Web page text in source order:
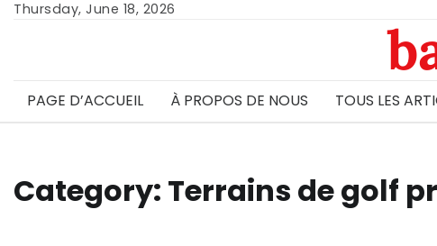
SkipThursday, June 18, 2026
PAGE D’ACCUEIL À PROPOS DE NOUS TOUS LES
Category: Terrains de golf